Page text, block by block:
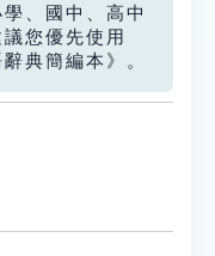
、國中、高中
您優先使用
典簡編本》。